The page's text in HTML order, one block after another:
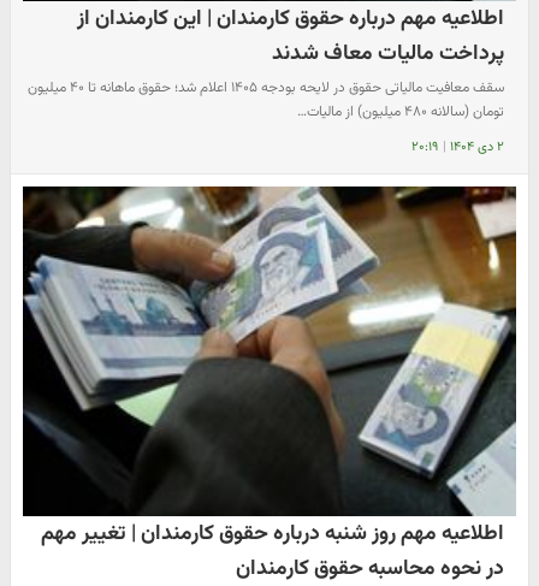
اطلاعیه مهم درباره حقوق کارمندان | این کارمندان از
پرداخت مالیات معاف شدند
سقف معافیت مالیاتی حقوق در لایحه بودجه ۱۴۰۵ اعلام شد؛ حقوق ماهانه تا ۴۰ میلیون
تومان (سالانه ۴۸۰ میلیون) از مالیات…
۲ دی ۱۴۰۴ | ۲۰:۱۹
اطلاعیه مهم روز شنبه درباره حقوق کارمندان | تغییر مهم
در نحوه محاسبه حقوق کارمندان